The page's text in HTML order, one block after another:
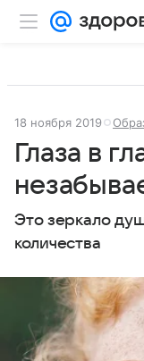
18 ноября 2019
Глаза в
Это зеркало
количества